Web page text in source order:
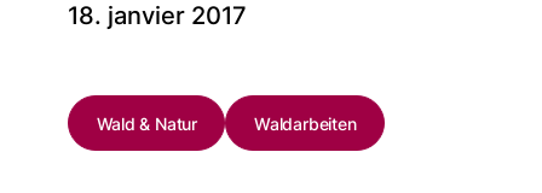
18. janvier 2017
Wald & Natur Waldarbeiten